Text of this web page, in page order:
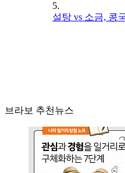
5.
설탕 vs 소금, 콩
브라보 추천뉴스